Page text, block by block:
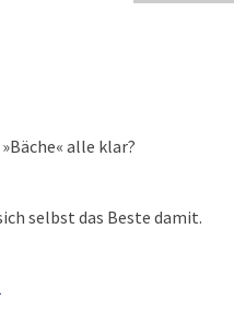
alle klar?
selbst das Beste damit.